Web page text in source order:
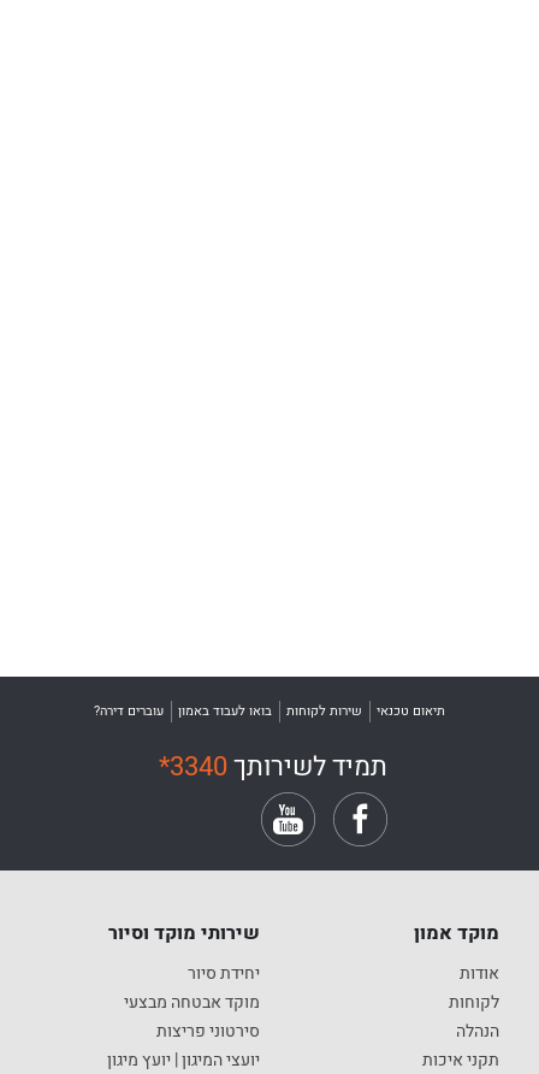
תיאום טכנאי שירות לקוחות בואו לעבוד באמון עוברים דירה?
תמיד לשירותך*3340
מוקד אמון
אודות
לקוחות
הנהלה
תקני איכות
שירותי מוקד וסיור
יחידת סיור
מוקד אבטחה מבצעי
סירטוני פריצות
יועצי המיגון | יועץ מיגון